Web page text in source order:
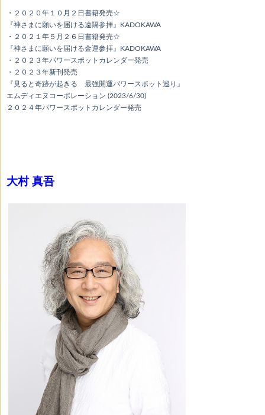
・２０２０年１０月２日書籍発売☆
『神さまに願いを届ける遠隔参拝』KADOKAWA
・２０２１年５月２６日書籍発売☆
『神さまに願いを届ける金運参拝』KADOKAWA
・２０２３年パワースポットカレンダー発売
・２０２３年新刊発売
『見ると奇跡が起きる 最強開運パワースポット巡り』
エムディエヌコーポレーション (2023/6/30)
２０２４年パワースポットカレンダー発売
大村 真吾